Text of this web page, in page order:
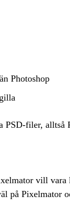
Photoshop
PSD-filer,
vill vara
på Pixelmator